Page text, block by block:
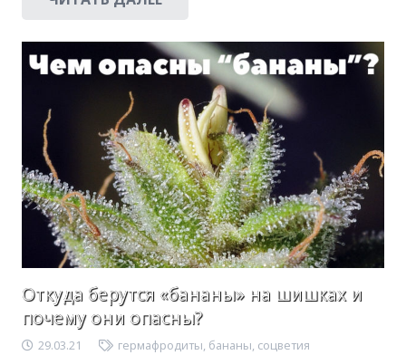
Откуда берутся «бананы» на шишках и
почему они опасны?
29.03.21 гермафродиты, бананы, соцветия